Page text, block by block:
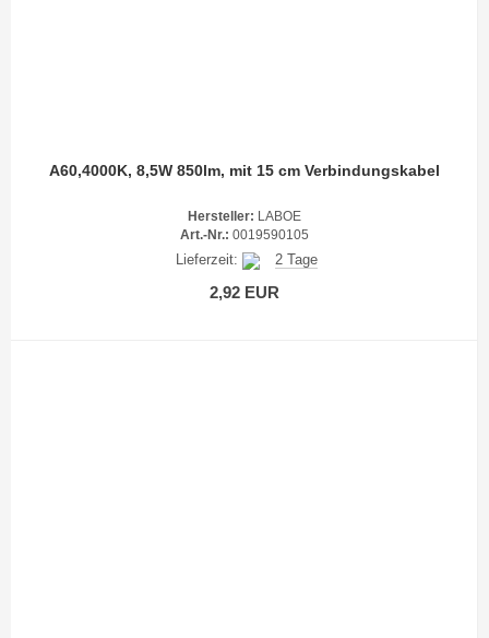
A60,4000K, 8,5W 850lm, mit 15 cm Verbindungskabel
Hersteller: LABOE
Art.-Nr.: 0019590105
Lieferzeit: 2 Tage
2,92 EUR